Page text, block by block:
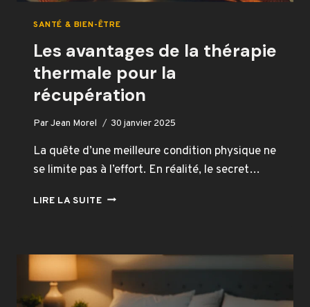
SANTÉ & BIEN-ÊTRE
Les avantages de la thérapie
thermale pour la
récupération
ParJean Morel 30 janvier 2025
La quête d’une meilleure condition physique ne
se limite pas à l’effort. En réalité, le secret…
LIRE LA SUITELES
THÉRAPIE
THERMALE
POUR
LA